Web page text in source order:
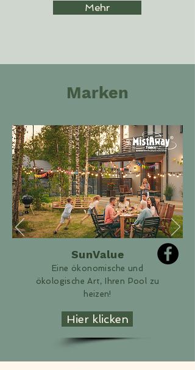
Mehr
Marken
SunValue
Eine ökonomische und
ökologische Art, Ihren Pool zu
heizen!
Hier klicken